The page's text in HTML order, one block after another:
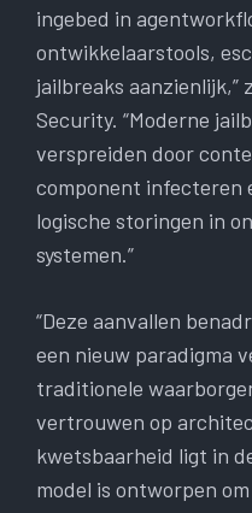
ingebed in
ontwikkelaarstools,
jailbreaks aanzienlijk,”
Security. “Moderne
verspreiden door
component infecteren
logische storingen in
systemen.”
“Deze aanvallen
een nieuw paradigma
traditionele
vertrouwen op
kwetsbaarheid ligt in
model is ontworpen